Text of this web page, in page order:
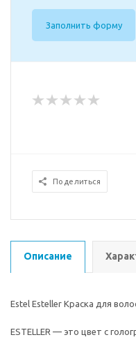
Заполнить форму
Поделиться
Описание
Estel Esteller Краска для
ESTELLER — это цвет с